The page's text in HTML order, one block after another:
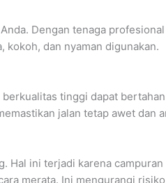
Dengan tenaga
kokoh, dan nyaman digunakan.
tinggi dapat
jalan tetap awet dan
Hal ini terjadi karena
merata. Ini mengurangi